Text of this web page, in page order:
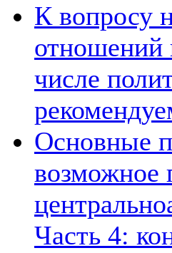
К вопросу
отношений
числе
Основные
возможное
Часть 4: